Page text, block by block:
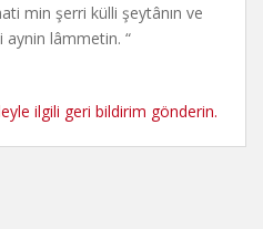
min şerri külli şeytânın ve
lâmmetin. “
ilgili geri bildirim gönderin.